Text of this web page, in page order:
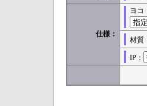
仕様：
ヨコ
材質
IP：